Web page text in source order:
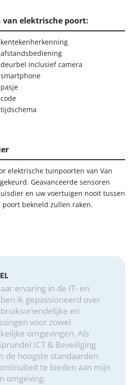
van elektrische poort:
inclusief camera
elektrische tuinpoorten van Van
Geavanceerde sensoren
en uw voertuigen nooit tussen
bekneld zullen raken.
ervaring in de IT- en
ik gepassioneerd over
en
voor zowel
omgevingen. Als
ICT & Beveiliging
de hoogste standaarden
te bieden aan mijn
omgeving.